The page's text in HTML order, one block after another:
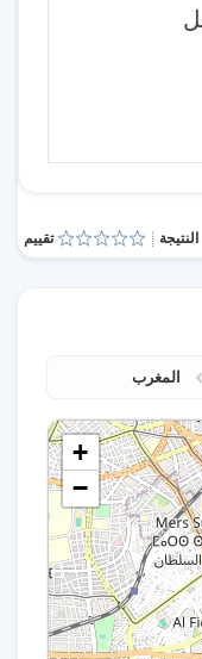
تقييم النتيجة
المغرب
+
−